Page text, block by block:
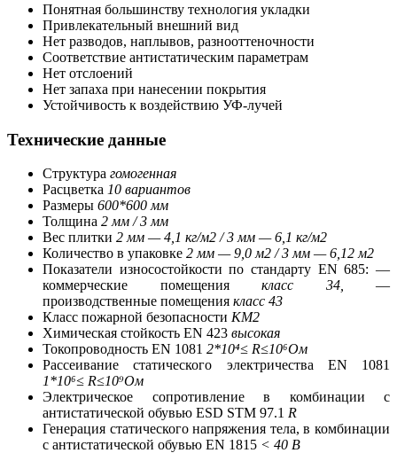
Понятная большинству технология укладки
Привлекательный внешний вид
Нет разводов, наплывов, разнооттеночности
Соответствие антистатическим параметрам
Нет отслоений
Нет запаха при нанесении покрытия
Устойчивость к воздействию УФ-лучей
Технические данные
Структура гомогенная
Расцветка 10 вариантов
Размеры 600*600 мм
Толщина 2 мм / 3 мм
Вес плитки 2 мм — 4,1 кг/м2 / 3 мм — 6,1 кг/м2
Количество в упаковке 2 мм — 9,0 м2 / 3 мм — 6,12 м2
Показатели износостойкости по стандарту EN 685: —
коммерческие помещения класс 34, —
производственные помещения класс 43
Класс пожарной безопасности КМ2
Химическая стойкость EN 423 высокая
Токопроводность EN 1081 2*10⁴≤ R≤10⁶Ом
Рассеивание статического электричества EN 1081
1*10⁶≤ R≤10⁹Ом
Электрическое сопротивление в комбинации с
антистатической обувью ESD STM 97.1 R
Генерация статического напряжения тела, в комбинации
с антистатической обувью EN 1815 < 40 В